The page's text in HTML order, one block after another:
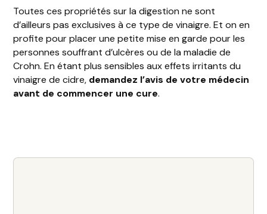
Toutes ces propriétés sur la digestion ne sont
d’ailleurs pas exclusives à ce type de vinaigre. Et on en
profite pour placer une petite mise en garde pour les
personnes souffrant d’ulcères ou de la maladie de
Crohn. En étant plus sensibles aux effets irritants du
vinaigre de cidre, demandez l’avis de votre médecin
avant de commencer une cure.